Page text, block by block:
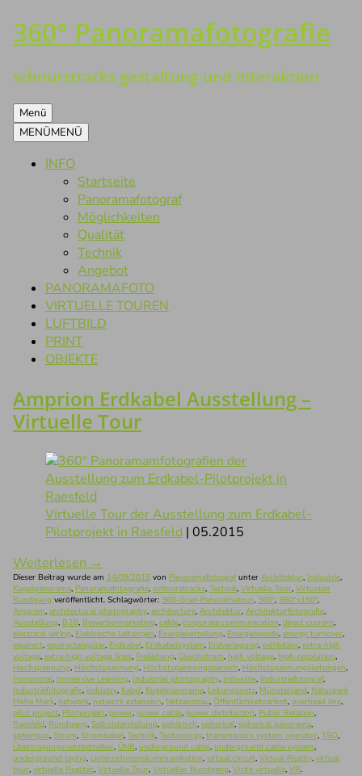
Zum
Inhalt
360° Panoramafotografie
schnurstracks gestaltung und interaktion
Menü
MENÜMENÜ
INFO
Startseite
Panoramafotograf
Möglichkeiten
Qualität
Technik
Angebot
PANORAMAFOTO
VIRTUELLE TOUREN
LUFTBILD
PRINT
OBJEKTE
Amprion Erdkabel Ausstellung –
Virtuelle Tour
Virtuelle Tour der Ausstellung zum Erdkabel-
Pilotprojekt in Raesfeld | 05.2015
Weiterlesen →
Dieser Beitrag wurde am 14/09/2015 von Panoramafotografunter Architektur, Industrie,
Kugelpanorama, Panoramafotografie, schnurstracks, Technik, Virtuelle Tour, Virtueller
Rundgang veröffentlicht. Schlagwörter: 360-Grad-Panoramatour, 360°, 360°x180°,
Amprion, architectural photography, architecture, Architektur, Architekturfotografie,
Ausstellung, B2B, Bewerbermarketing, cable, corporate communication, direct current,
electrical wiring, Elektrische Leitungen, Energieverteilung, Energiewende, energy turnover,
equirect, equirectangular, Erdkabel, Erdkabelsystem, Erdverlegung, exhibition, extra-high
voltage, extra-high voltage lines, Freileitung, Gleichstrom, high voltage, high-resolution,
Hochspannung, Höchstspannung, Höchstspannungsbereich, Höchstspannungsleitungen,
Horizontal, Immersive Learning, Industrial photography, Industrie, Industriefotograf,
Industriefotografie, industry, Kabel, Kugelpanorama, Leitungsnetz, Münsterland, Naturpark
Hohe Mark, network, network extension, Netzausbau, Öffentlichkeitsarbeit, overhead line,
pilot project, Pilotprojekt, power, power cable, power distribution, Public Relation,
Raesfeld, Rundgang, Selbstdarstellung, sphärisch, spherical, spherical panorama,
spherique, Strom, Stromkabel, Technik, Technology, transmission system operator, TSO,
Übertragungsnetzbetreiber, ÜNB, underground cable, underground cable system,
underground laying, Unternehmenskommunikation, virtual circuit, Virtual Reality, virtual
tour, virtuelle Realität, Virtuelle Tour, Virtueller Rundgang, Visite virtuelle, VR.